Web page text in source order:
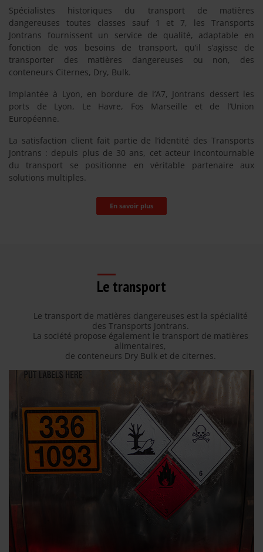
Spécialistes historiques du transport de matières
dangereuses toutes classes sauf 1 et 7, les Transports
Jontrans fournissent un service de qualité, adaptable en
fonction de vos besoins de transport, qu’il s’agisse de
transporter des matières dangereuses ou non, des
conteneurs Citernes, Dry, Bulk.
Implantée à Lyon, en bordure de l’A7, Jontrans dessert les
ports de Lyon, Le Havre, Fos Marseille et de l’Union
Européenne.
La satisfaction client fait partie de l’identité des Transports
Jontrans : depuis plus de 30 ans, cet acteur incontournable
du transport se positionne en véritable partenaire aux
solutions multiples.
En savoir plus
Le transport
Le transport de matières dangereuses est la spécialité
des Transports Jontrans.
La société propose également le transport de matières
alimentaires,
de conteneurs Dry Bulk et de citernes.